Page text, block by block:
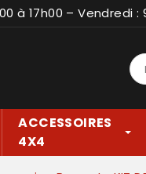
à 17h00 – Vendredi :
ACCESSOIRES
4X4